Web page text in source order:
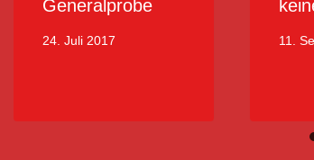
Generalprobe
24. Juli 2017 11.